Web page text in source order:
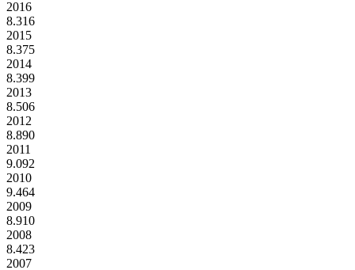
2016
8.316
2015
8.375
2014
8.399
2013
8.506
2012
8.890
2011
9.092
2010
9.464
2009
8.910
2008
8.423
2007